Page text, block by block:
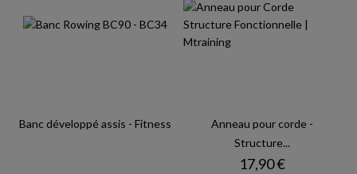
Banc développé assis - Fitness
Anneau pour corde -
Structure...
Prix
17,90 €